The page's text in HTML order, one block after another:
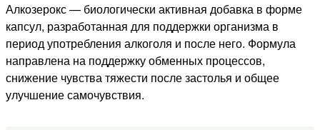
Алкозерокс — биологически активная добавка в форме
капсул, разработанная для поддержки организма в
период употребления алкоголя и после него. Формула
направлена на поддержку обменных процессов,
снижение чувства тяжести после застолья и общее
улучшение самочувствия.